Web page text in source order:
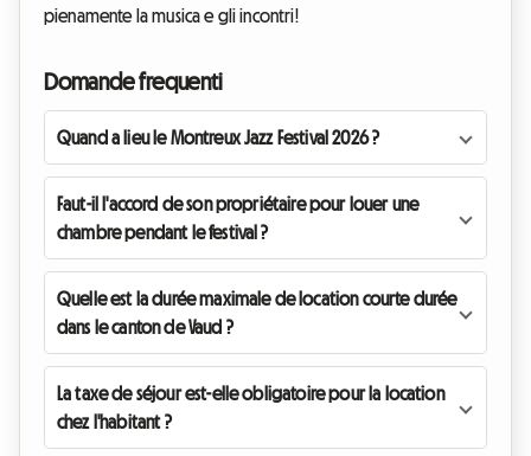
pienamente la musica e gli incontri!
Domande frequenti
Quand a lieu le Montreux Jazz Festival 2026 ?
Faut-il l'accord de son propriétaire pour louer une
chambre pendant le festival ?
Quelle est la durée maximale de location courte durée
dans le canton de Vaud ?
La taxe de séjour est-elle obligatoire pour la location
chez l'habitant ?